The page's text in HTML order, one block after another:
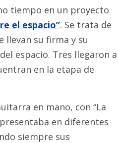
tiempo en un proyecto
el espacio”. Se trata de
llevan su firma y su
espacio. Tres llegaron a
en la etapa de
en mano, con “La
en diferentes
siempre sus